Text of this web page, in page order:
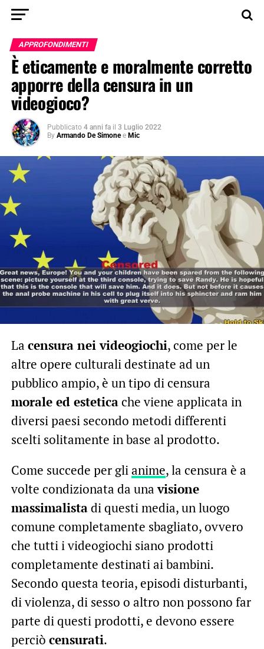
APPROFONDIMENTI
È eticamente e moralmente corretto
apporre della censura in un
videogioco?
Pubblicato 4 anni fa il 3 Luglio 2022
By Armando De Simonee Mic
La censura nei videogiochi, come per le
altre opere culturali destinate ad un
pubblico ampio, è un tipo di censura
morale ed esteticache viene applicata in
diversi paesi secondo metodi differenti
scelti solitamente in base al prodotto.
Come succede per glianime, la censura è a
volte condizionata da unavisione
massimalistadi questi media, un luogo
comune completamente sbagliato, ovvero
che tutti i videogiochi siano prodotti
completamente destinati ai bambini.
Secondo questa teoria, episodi disturbanti,
di violenza, di sesso o altro non possono far
parte di questi prodotti, e devono essere
perciò censurati.